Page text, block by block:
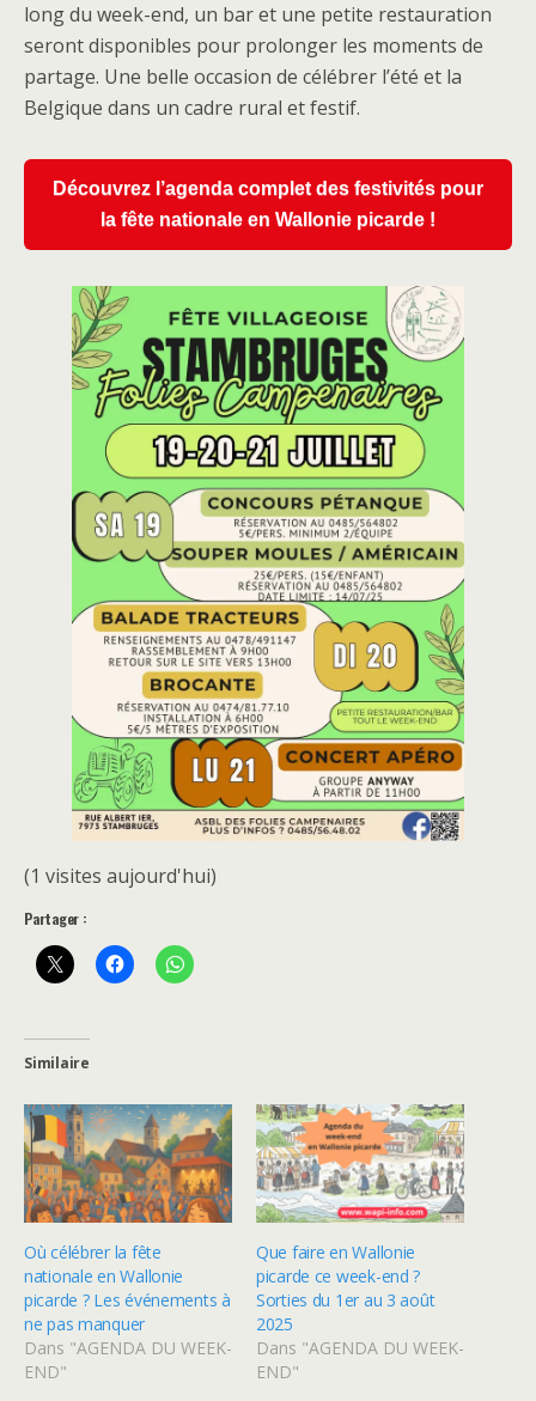
long du week-end, un bar et une petite restauration
seront disponibles pour prolonger les moments de
partage. Une belle occasion de célébrer l’été et la
Belgique dans un cadre rural et festif.
Découvrez l’agenda complet des festivités pour
la fête nationale en Wallonie picarde !
(1 visites aujourd'hui)
Partager :
Similaire
Où célébrer la fête
nationale en Wallonie
picarde ? Les événements à
ne pas manquer
Dans "AGENDA DU WEEK-
END"
Que faire en Wallonie
picarde ce week-end ?
Sorties du 1er au 3 août
2025
Dans "AGENDA DU WEEK-
END"